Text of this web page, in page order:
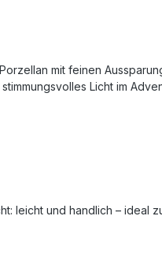
mit feinen
Licht im
leicht und handlich – ideal